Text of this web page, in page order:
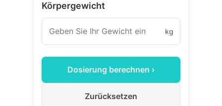
Körpergewicht
kg
Dosierung berechnen ›
Zurücksetzen